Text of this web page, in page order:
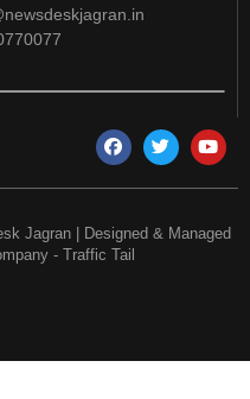
Jagran | Designed & Managed
- Traffic Tail